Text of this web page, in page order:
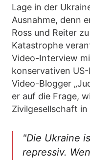
Lage in der
Ausnahme, denn
Ross und Reiter
Katastrophe
Video-Interview
konservativen
Video-Blogger
er auf die Frage,
Zivilgesellschaft
"Die Ukraine
repressiv.